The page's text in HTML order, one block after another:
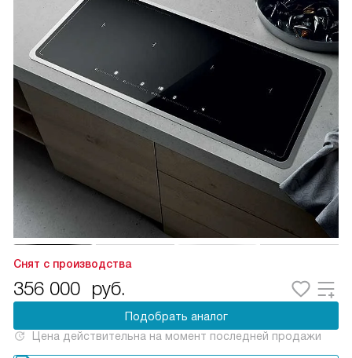
Снят с производства
356 000 руб.
Подобрать аналог
Цена действительна на момент последней продажи